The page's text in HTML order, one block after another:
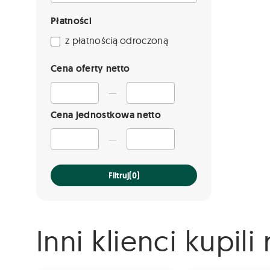
Płatności
z płatnością odroczoną
Cena oferty netto
—
Cena jednostkowa netto
—
Filtruj(0)
Inni klienci kupili